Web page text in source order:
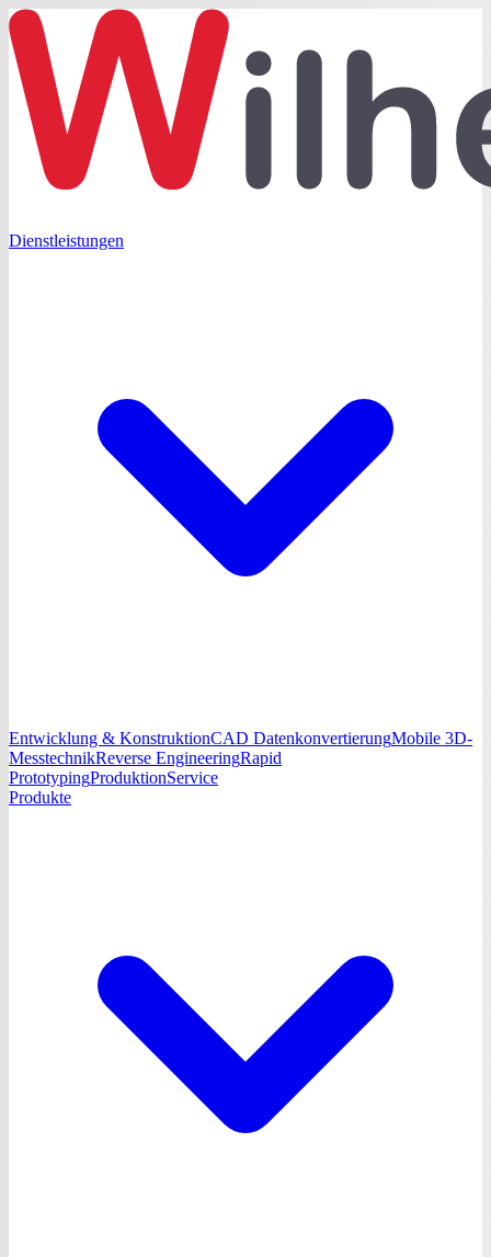
Dienstleistungen
Entwicklung & KonstruktionCAD DatenkonvertierungMobile 3D-
MesstechnikReverse EngineeringRapid
PrototypingProduktionService
Produkte